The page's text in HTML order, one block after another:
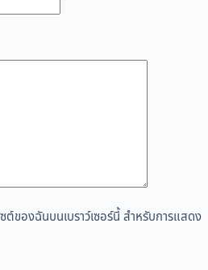
ต์ของฉันบนเบราว์เซอร์นี้ สำหรับการแสดง